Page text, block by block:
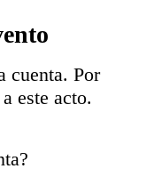
cuenta. Por
este acto.